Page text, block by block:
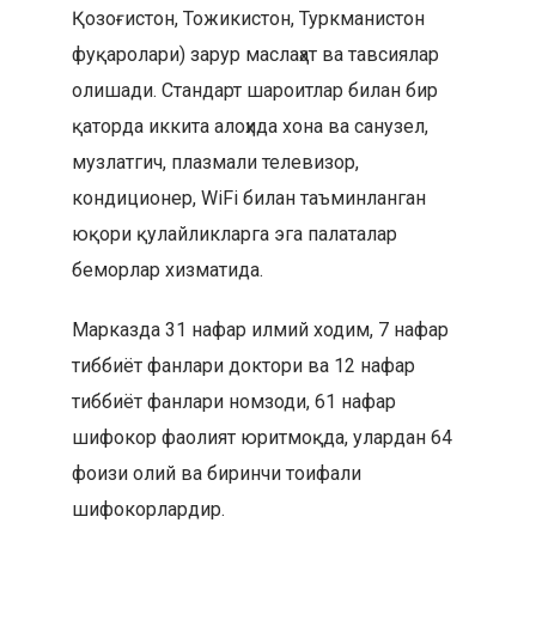
Қозоғистон, Тожикистон, Туркманистон
фуқаролари) зарур маслаҳат ва тавсиялар
олишади. Стандарт шароитлар билан бир
қаторда иккита алоҳида хона ва санузел,
музлатгич, плазмали телевизор,
кондиционер, WiFi билан таъминланган
юқори қулайликларга эга палаталар
беморлар хизматида.
Марказда 31 нафар илмий ходим, 7 нафар
тиббиёт фанлари доктори ва 12 нафар
тиббиёт фанлари номзоди, 61 нафар
шифокор фаолият юритмоқда, улардан 64
фоизи олий ва биринчи тоифали
шифокорлардир.